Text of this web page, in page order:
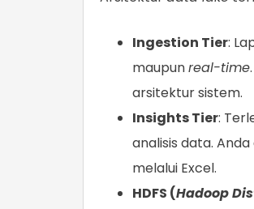
Ingestion Tier:
maupunreal-time
arsitektur sistem.
Insights Tier:
analisis data.
melalui Excel.
HDFS (Hadoop